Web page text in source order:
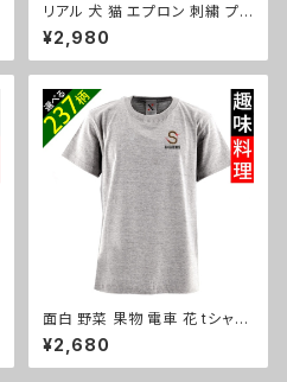
リアル 犬 猫 エプロン 刺繍 プレ
ゼント ワンポイント ワンピース
レディース 撥水加工 おしゃれ
かわいい 脇ボタン マタニティ ギ
サロン 黒 グッズ 柄 柴犬 チワワ
シーズー シュナウザー パグ X-
CLOTHES 猫図鑑 犬図鑑 ori-
a-tao15-b10-s
¥2,980
面白 野菜 果物 電車 花 tシャツ
リアル 刺繍 プレゼント 5.6oz
オリジナル 半袖 Tシャツ メンズ
ワンポイント ロゴ おしゃれ 無
¥2,680